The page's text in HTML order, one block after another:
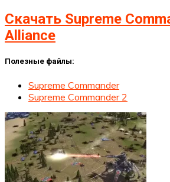
Скачать Supreme
Alliance
Полезные файлы:
Supreme Commander
Supreme Commander 2